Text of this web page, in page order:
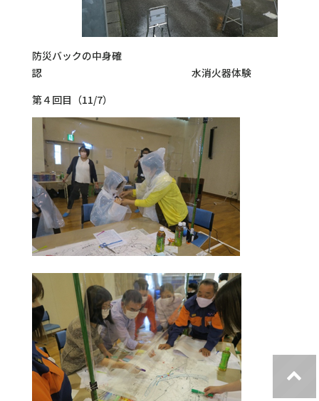
防災バックの中身確
認 水消火器体験
第４回目（11/7）